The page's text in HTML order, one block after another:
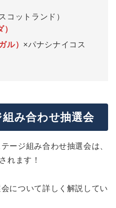
コットランド）
ル） ×パナシナイコス
み合わせ抽選会
ージ組み合わせ抽選会は、
れます！
について詳しく解説してい